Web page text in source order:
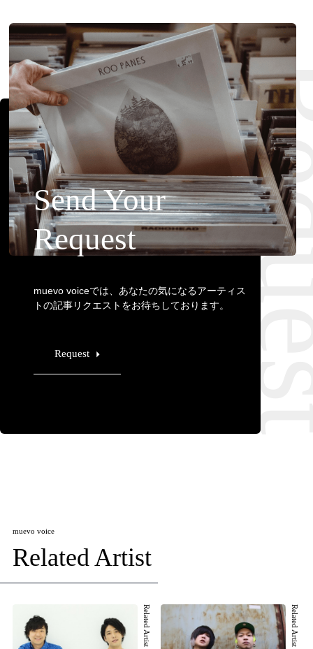
Send Your
Request
muevo voiceでは、あなたの気になるアーティス
トの記事リクエストをお待ちしております。
Request
muevo voice
Related Artist
Related Artist 001 Related Artist 002